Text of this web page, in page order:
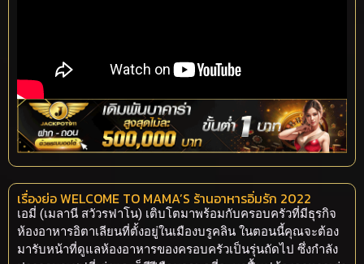
เรื่องย่อ WELCOME TO MAMA’S ร้านอาหารอิ่มรัก 2022
เอมี่ (เมลานี สวัวรฟาโน) เติบโตมาพร้อมกับครอบครัวที่มีธุรกิจ
ห้องอาหารอิตาเลียนที่ตั้งอยู่ในเมืองบรูคลิน ในตอนนี้คุณจะต้อง
มารับหน้าที่ดูแลห้องอาหารของครอบครัวเป็นรุ่นถัดไป ซึ่งกำลัง